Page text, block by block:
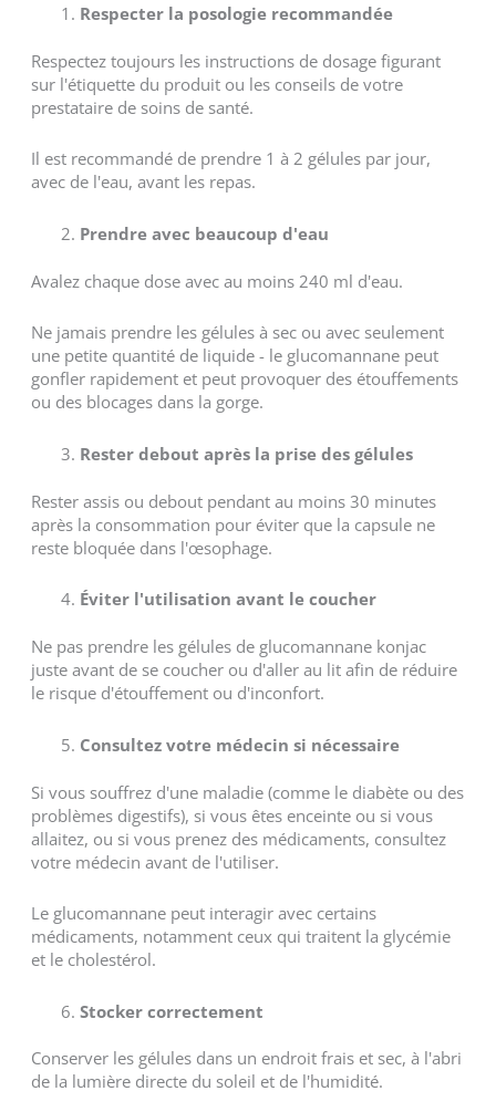
Respecter la posologie recommandée
Respectez toujours les instructions de dosage figurant
sur l'étiquette du produit ou les conseils de votre
prestataire de soins de santé.
Il est recommandé de prendre 1 à 2 gélules par jour,
avec de l'eau, avant les repas.
Prendre avec beaucoup d'eau
Avalez chaque dose avec au moins 240 ml d'eau.
Ne jamais prendre les gélules à sec ou avec seulement
une petite quantité de liquide - le glucomannane peut
gonfler rapidement et peut provoquer des étouffements
ou des blocages dans la gorge.
Rester debout après la prise des gélules
Rester assis ou debout pendant au moins 30 minutes
après la consommation pour éviter que la capsule ne
reste bloquée dans l'œsophage.
Éviter l'utilisation avant le coucher
Ne pas prendre les gélules de glucomannane konjac
juste avant de se coucher ou d'aller au lit afin de réduire
le risque d'étouffement ou d'inconfort.
Consultez votre médecin si nécessaire
Si vous souffrez d'une maladie (comme le diabète ou des
problèmes digestifs), si vous êtes enceinte ou si vous
allaitez, ou si vous prenez des médicaments, consultez
votre médecin avant de l'utiliser.
Le glucomannane peut interagir avec certains
médicaments, notamment ceux qui traitent la glycémie
et le cholestérol.
Stocker correctement
Conserver les gélules dans un endroit frais et sec, à l'abri
de la lumière directe du soleil et de l'humidité.